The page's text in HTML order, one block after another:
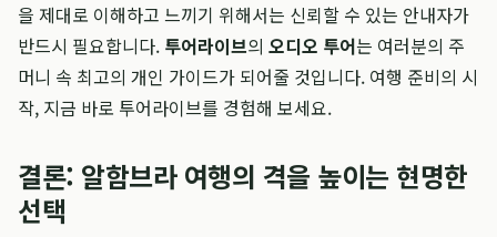
을 제대로 이해하고 느끼기 위해서는 신뢰할 수 있는 안내자가
반드시 필요합니다. 투어라이브의 오디오 투어는 여러분의 주
머니 속 최고의 개인 가이드가 되어줄 것입니다. 여행 준비의 시
작, 지금 바로 투어라이브를 경험해 보세요.
결론: 알함브라 여행의 격을 높이는 현명한
선택